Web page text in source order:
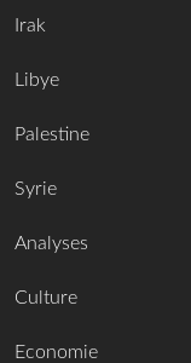
Irak
Libye
Palestine
Syrie
Analyses
Culture
Economie